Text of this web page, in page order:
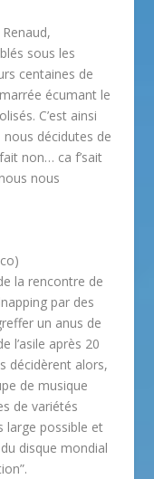
sous les
centaines de
écumant le
C’est ainsi
décidutes de
non… ca f’sait
nous
la rencontre de
par des
un anus de
l’asile après 20
décidèrent alors,
de musique
de variétés
large possible et
disque mondial